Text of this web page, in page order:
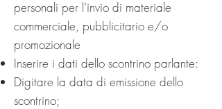
personali per l’invio di materiale
commerciale, pubblicitario e/o
promozionale
Inserire i dati dello scontrino parlante:
Digitare la data di emissione dello
scontrino;